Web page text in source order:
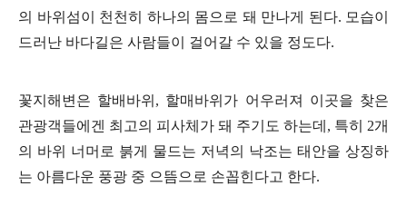
의 바위섬이 천천히 하나의 몸으로 돼 만나게 된다. 모습이
드러난 바다길은 사람들이 걸어갈 수 있을 정도다.
꽃지해변은 할배바위, 할매바위가 어우러져 이곳을 찾은
관광객들에겐 최고의 피사체가 돼 주기도 하는데, 특히 2개
의 바위 너머로 붉게 물드는 저녁의 낙조는 태안을 상징하
는 아름다운 풍광 중 으뜸으로 손꼽힌다고 한다.